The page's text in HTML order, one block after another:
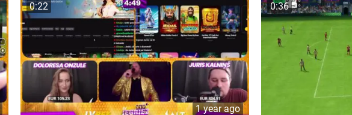
0:22
1 year ago
0:36